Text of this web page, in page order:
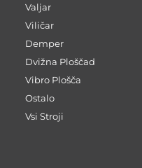
Valjar
Viličar
Demper
Dvižna Ploščad
Vibro Plošča
Ostalo
Vsi Stroji